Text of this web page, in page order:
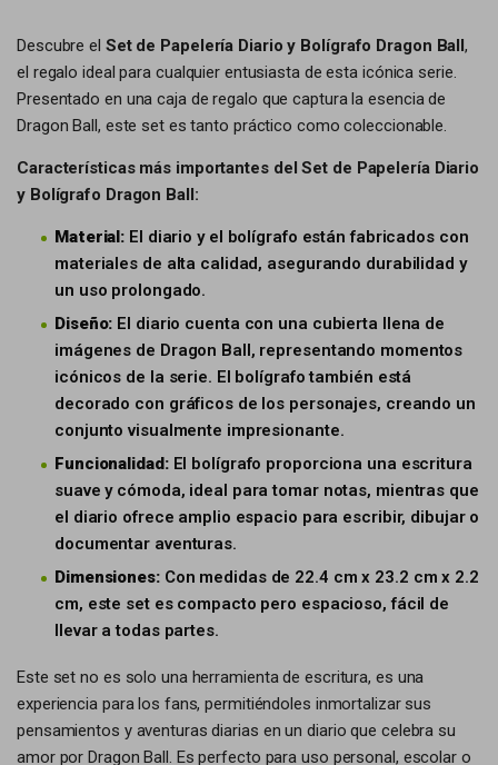
Descubre el Set de Papelería Diario y Bolígrafo Dragon Ball,
el regalo ideal para cualquier entusiasta de esta icónica serie.
Presentado en una caja de regalo que captura la esencia de
Dragon Ball, este set es tanto práctico como coleccionable.
Características más importantes del Set de Papelería Diario
y Bolígrafo Dragon Ball:
Material: El diario y el bolígrafo están fabricados con
materiales de alta calidad, asegurando durabilidad y
un uso prolongado.
Diseño: El diario cuenta con una cubierta llena de
imágenes de Dragon Ball, representando momentos
icónicos de la serie. El bolígrafo también está
decorado con gráficos de los personajes, creando un
conjunto visualmente impresionante.
Funcionalidad:El bolígrafo proporciona una escritura
suave y cómoda, ideal para tomar notas, mientras que
el diario ofrece amplio espacio para escribir, dibujar o
documentar aventuras.
Dimensiones:Con medidas de 22.4 cm x 23.2 cm x 2.2
cm, este set es compacto pero espacioso, fácil de
llevar a todas partes.
Este set no es solo una herramienta de escritura, es una
experiencia para los fans, permitiéndoles inmortalizar sus
pensamientos y aventuras diarias en un diario que celebra su
amor por Dragon Ball. Es perfecto para uso personal, escolar o